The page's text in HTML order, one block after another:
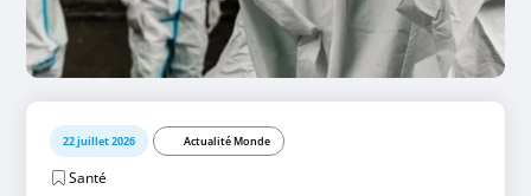
22 juillet 2026 Actualité Monde
Santé